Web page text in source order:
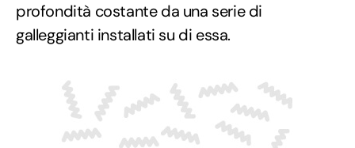
profondità costante da una serie di
galleggianti installati su di essa.